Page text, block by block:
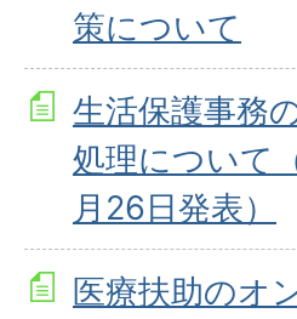
策について
生活保護事務
処理について
月26日発表）
医療扶助のオ